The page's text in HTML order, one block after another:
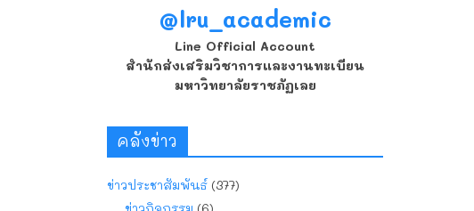
@lru_academic
Line Official Account
สำนักส่งเสริมวิชาการและงานทะเบียน
มหาวิทยาลัยราชภัฏเลย
คลังข่าว
ข่าวประชาสัมพันธ์ (377)